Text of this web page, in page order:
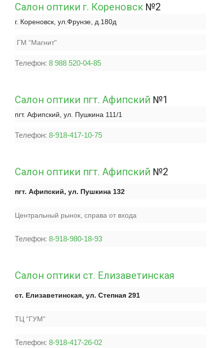
Салон оптики г. Кореновск №2
г. Кореновск, ул.Фрунзе, д.180д
ГМ “Магнит"
Телефон: 8 988 520-04-85
Салон оптики пгт. Афипский №1
пгт. Афипский, ул. Пушкина 111/1
Телефон: 8-918-417-10-75
Салон оптики пгт. Афипский №2
пгт. Афипский, ул. Пушкина 132
Центральный рынок, справа от входа
Телефон: 8-918-980-18-93
Салон оптики ст. Елизаветинская
ст. Елизаветинская, ул. Степная 291
ТЦ “ГУМ"
Телефон: 8-918-417-26-02